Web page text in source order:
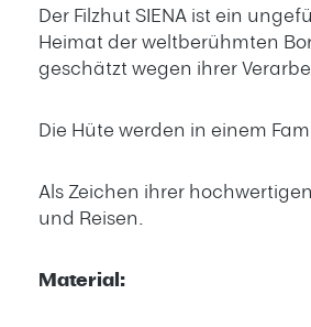
Der Filzhut SIENA ist ein
Heimat der weltberühmten
geschätzt wegen ihrer
Die Hüte werden in einem
Als Zeichen ihrer
und Reisen.
Material: